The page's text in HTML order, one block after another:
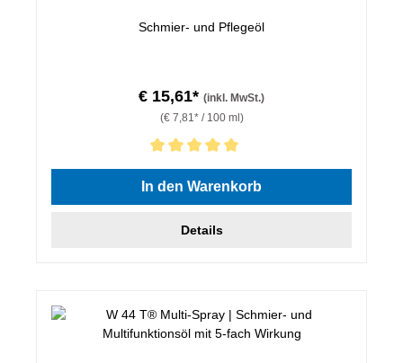
Schmier- und Pflegeöl
€ 15,61* (inkl. MwSt.)
(€ 7,81* / 100 ml)
Durchschnittliche Bewertung von 5 von 5 Sternen
In den Warenkorb
Details